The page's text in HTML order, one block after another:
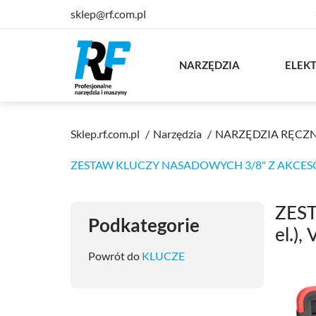
sklep@rf.com.pl
NARZĘDZIA
Sklep.rf.com.pl Narzędzia NARZĘDZIA
ZESTAW KLUCZY NASADOWYCH 3/8" Z
Podkategorie
Powrót do KLUCZE
el.),